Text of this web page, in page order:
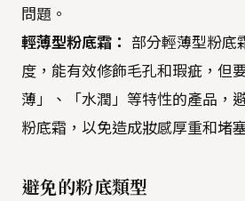
問題。
輕薄型粉底霜：
部分輕薄型粉底
度，能有效修飾毛孔和瑕疵，但
薄」、「水潤」等特性的產品，
粉底霜，以免造成妝感厚重和堵
避免的粉底類型